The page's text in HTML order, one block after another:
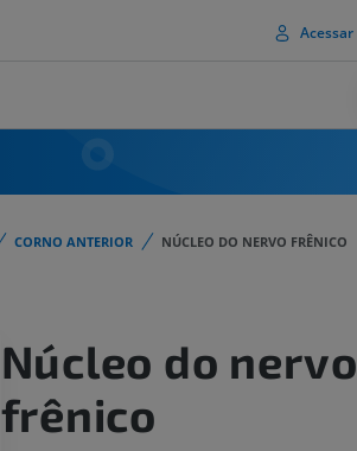
Acessar
CORNO ANTERIOR NÚCLEO DO NERVO FRÊNICO
Núcleo do nervo
frênico